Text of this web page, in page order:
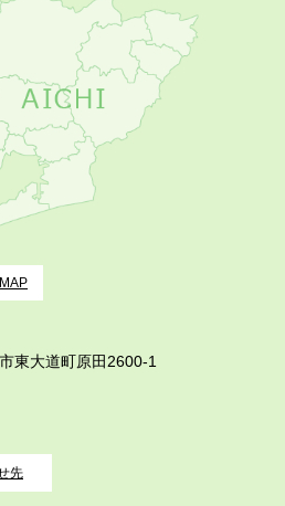
MAP
東大道町原田2600-1
先